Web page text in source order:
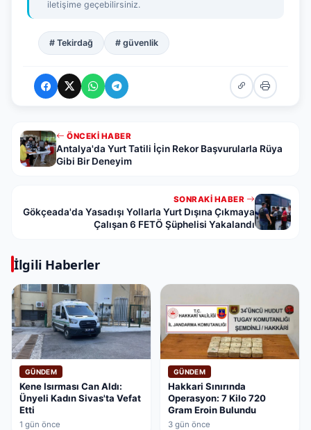
iletişime geçebilirsiniz.
# Tekirdağ # güvenlik
ÖNCEKI HABER
Antalya'da Yurt Tatili İçin Rekor Başvurularla Rüya
Gibi Bir Deneyim
SONRAKI HABER
Gökçeada'da Yasadışı Yollarla Yurt Dışına Çıkmaya
Çalışan 6 FETÖ Şüphelisi Yakalandı
İlgili Haberler
GÜNDEM
Kene Isırması Can Aldı:
Ünyeli Kadın Sivas'ta Vefat
Etti
1 gün önce
GÜNDEM
Hakkari Sınırında
Operasyon: 7 Kilo 720
Gram Eroin Bulundu
3 gün önce